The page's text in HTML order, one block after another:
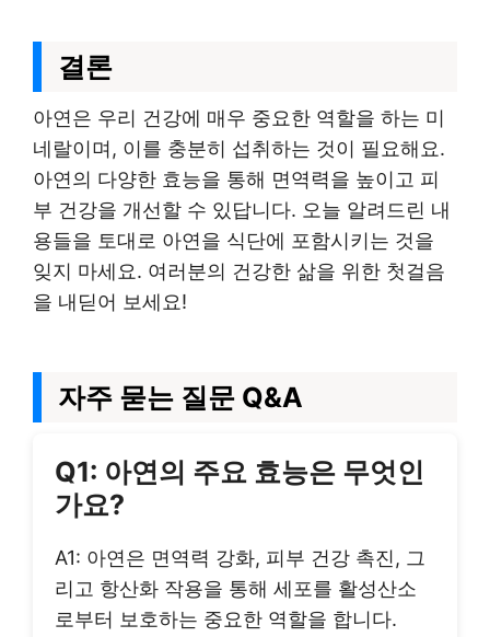
결론
아연은 우리 건강에 매우 중요한 역할을 하는 미
네랄이며, 이를 충분히 섭취하는 것이 필요해요.
아연의 다양한 효능을 통해 면역력을 높이고 피
부 건강을 개선할 수 있답니다. 오늘 알려드린 내
용들을 토대로 아연을 식단에 포함시키는 것을
잊지 마세요. 여러분의 건강한 삶을 위한 첫걸음
을 내딛어 보세요!
자주 묻는 질문 Q&A
Q1: 아연의 주요 효능은 무엇인
가요?
A1: 아연은 면역력 강화, 피부 건강 촉진, 그
리고 항산화 작용을 통해 세포를 활성산소
로부터 보호하는 중요한 역할을 합니다.